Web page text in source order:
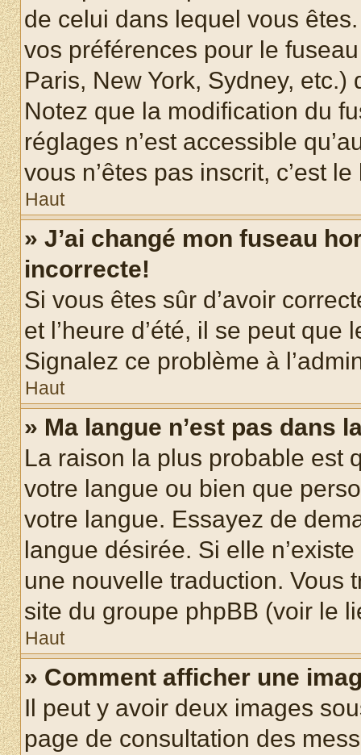
de celui dans lequel vous
vos préférences pour le
Paris, New York, Sydney, etc.)
Notez que la modification du
réglages n’est accessible
vous n’êtes pas inscrit, c’est
Haut
» J’ai changé mon fuseau
incorrecte!
Si vous êtes sûr d’avoir
et l’heure d’été, il se peut que
Signalez ce problème à
Haut
» Ma langue n’est pas dans
La raison la plus probable est
votre langue ou bien que
votre langue. Essayez de
langue désirée. Si elle
une nouvelle traduction. Vous
site du groupe phpBB (voir le
Haut
» Comment afficher une
Il peut y avoir deux images
page de consultation des